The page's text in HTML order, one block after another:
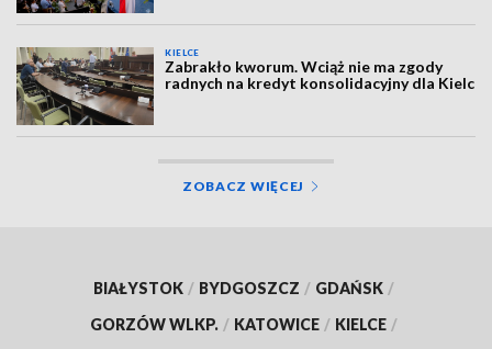
KIELCE
Zabrakło kworum. Wciąż nie ma zgody
radnych na kredyt konsolidacyjny dla Kielc
ZOBACZ WIĘCEJ
BIAŁYSTOK / BYDGOSZCZ / GDAŃSK /
GORZÓW WLKP. / KATOWICE / KIELCE /